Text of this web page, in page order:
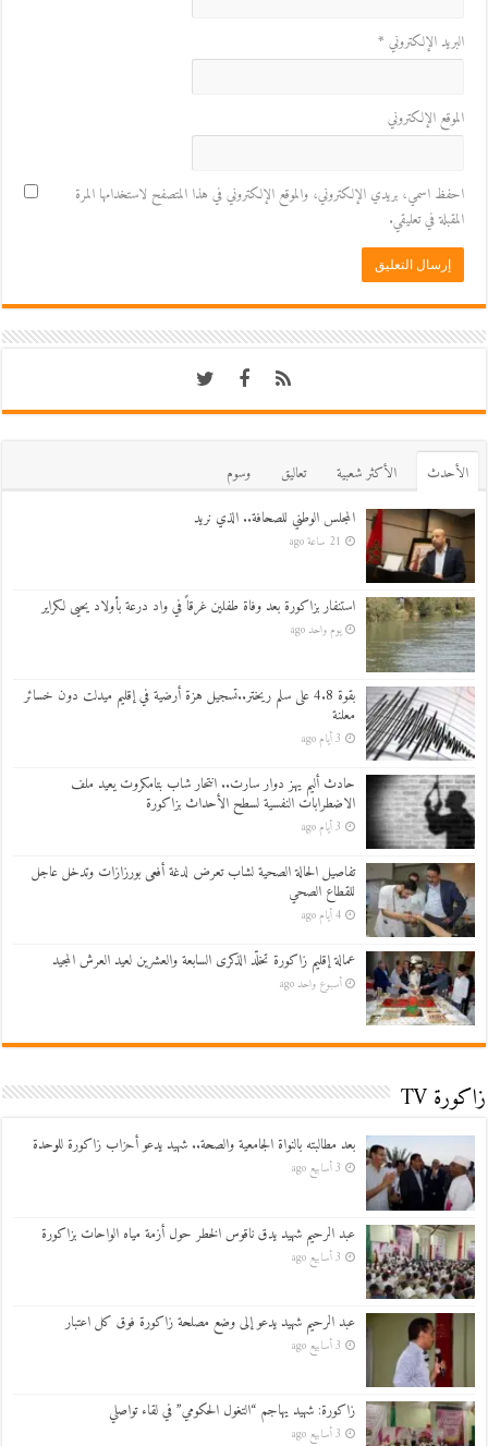
البريد الإلكتروني *
الموقع الإلكتروني
احفظ اسمي، بريدي الإلكتروني، والموقع الإلكتروني في هذا المتصفح لاستخدامها المرة
المقبلة في تعليقي.
اﻷحدث اﻷكثر شعبية تعاليق
وسوم
المجلس الوطني للصحافة.. الذي نريد
21 ساعة ago
استنفار بزاكورة بعد وفاة طفلين غرقاً في واد درعة بأولاد يحيى لكراير
يوم واحد ago
بقوة 4.8 على سلم ريختر..تسجيل هزة أرضية في إقليم ميدلت دون خسائر
معلنة
3 أيام ago
حادث أليم يهز دوار سارت.. انتحار شاب بتامكروت يعيد ملف
الاضطرابات النفسية لسطح الأحداث بزاكورة
3 أيام ago
تفاصيل الحالة الصحية لشاب تعرض لدغة أفعى بورزازات وتدخل عاجل
للقطاع الصحي
4 أيام ago
عمالة إقليم زاكورة تخلّد الذكرى السابعة والعشرين لعيد العرش المجيد
أسبوع واحد ago
زاكورة TV
بعد مطالبته بالنواة الجامعية والصحة.. شهيد يدعو أحزاب زاكورة للوحدة
3 أسابيع ago
عبد الرحيم شهيد يدق ناقوس الخطر حول أزمة مياه الواحات بزاكورة
3 أسابيع ago
عبد الرحيم شهيد يدعو إلى وضع مصلحة زاكورة فوق كل اعتبار
3 أسابيع ago
زاكورة: شهيد يهاجم “التغول الحكومي” في لقاء تواصلي
3 أسابيع ago